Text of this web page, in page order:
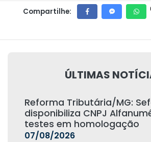
Compartilhe:
ÚLTIMAS
Reforma Tributária/MG:
disponibiliza CNPJ
testes em homologação
07/08/2026